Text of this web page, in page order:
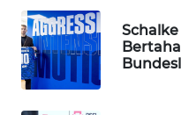
MASYARAKAT
KELISTRIKAN
WALINKI